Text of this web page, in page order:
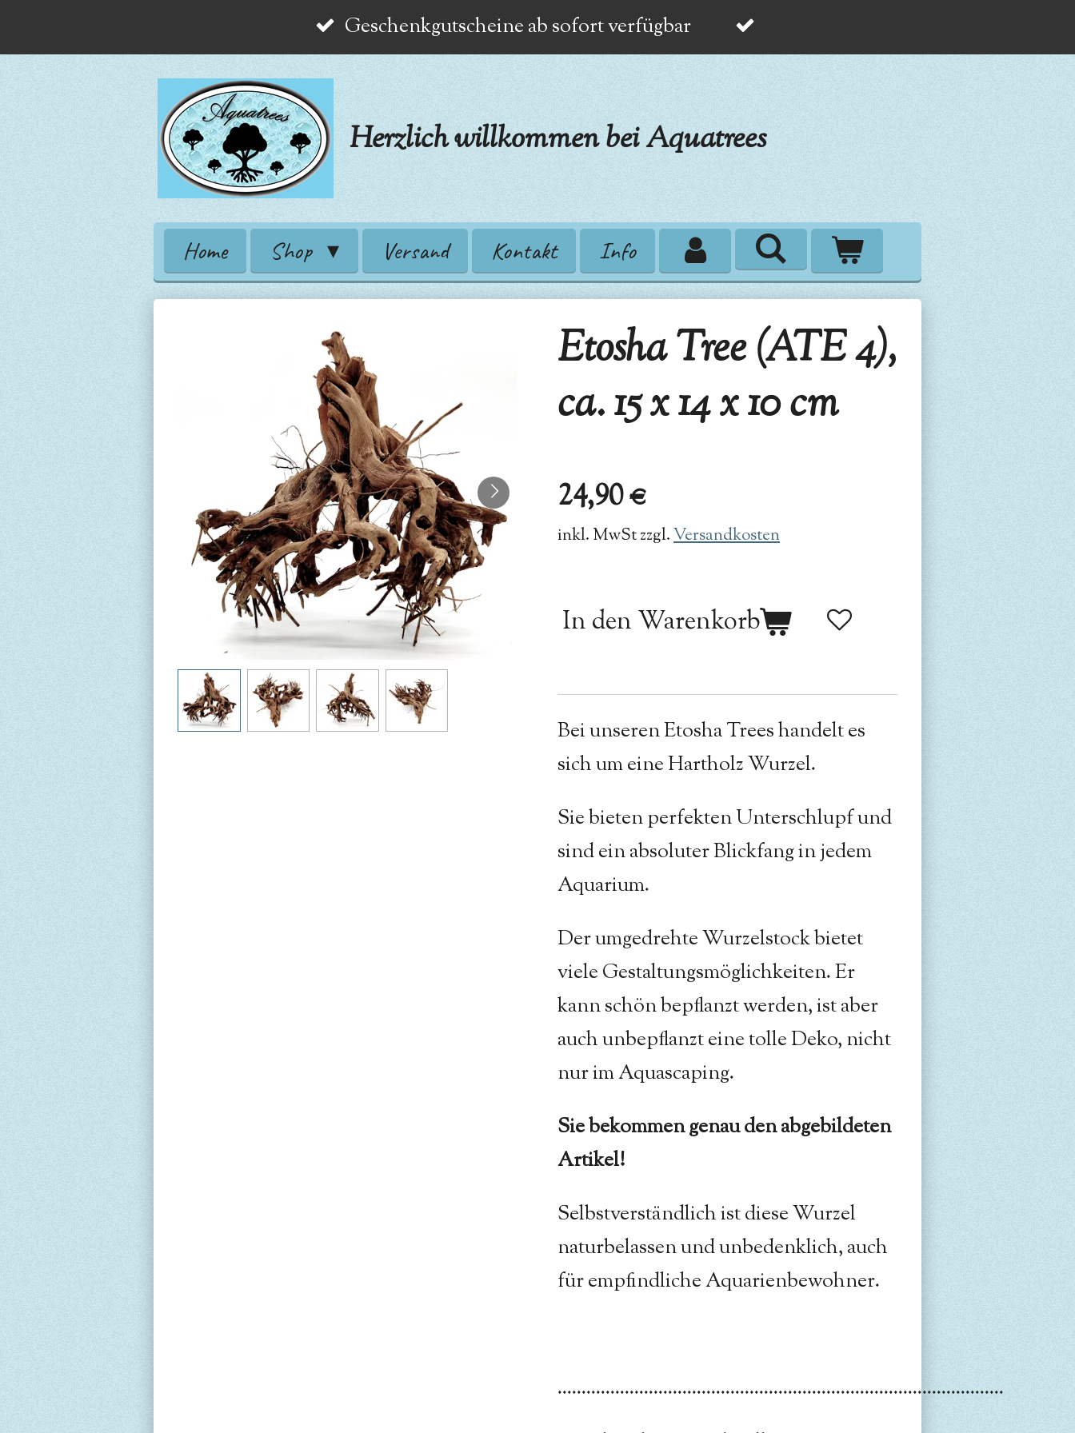
Hauptinhalt
Geschenkgutscheine ab sofort verfügbar
Herzlich willkommen bei Aquatrees
Home Shop Versand Kontakt Info
Etosha Tree (ATE 4),
ca. 15 x 14 x 10 cm
24,90 €
inkl. MwSt zzgl.Versandkosten
In den Warenkorb
Bei unseren Etosha Trees handelt es
sich um eine Hartholz Wurzel.
Sie bieten perfekten Unterschlupf und
sind ein absoluter Blickfang in jedem
Aquarium.
Der umgedrehte Wurzelstock bietet
viele Gestaltungsmöglichkeiten. Er
kann schön bepflanzt werden, ist aber
auch unbepflanzt eine tolle Deko, nicht
nur im Aquascaping.
Sie bekommen genau den abgebildeten
Artikel!
Selbstverständlich ist diese Wurzel
naturbelassen und unbedenklich, auch
für empfindliche Aquarienbewohner.
.............................................................................................